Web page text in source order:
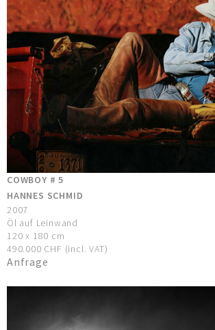
COWBOY # 5
HANNES SCHMID
2007
Öl auf Leinwand
120 x 180 cm
490.000 CHF (incl. VAT)
Anfrage